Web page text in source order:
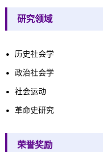
研究领域
历史社会学
政治社会学
社会运动
革命史研究
荣誉奖励